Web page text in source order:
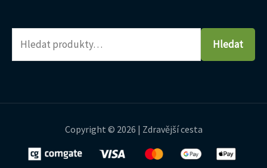
Hledat
Copyright © 2026 | Zdravější cesta